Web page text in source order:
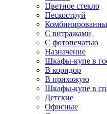
Цветное стекло
Пескоструй
С витражами
С фотопечатью
Назначение
Шкафы-купе в
В коридор
В прихожую
Шкафы-купе в
Детские
Офисные